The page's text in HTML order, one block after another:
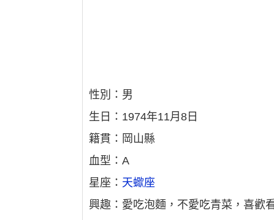
性別：男
生日：1974年11月8日
籍貫：岡山縣
血型：A
星座： 天蠍座
興趣：愛吃泡麵，不愛吃青菜，喜歡